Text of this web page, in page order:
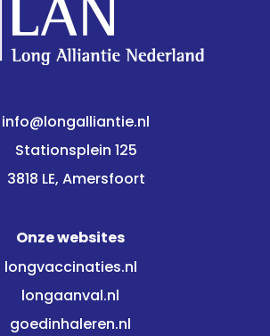
info@longalliantie.nl
Stationsplein 125
3818 LE, Amersfoort
Onze websites
longvaccinaties.nl
longaanval.nl
goedinhaleren.nl